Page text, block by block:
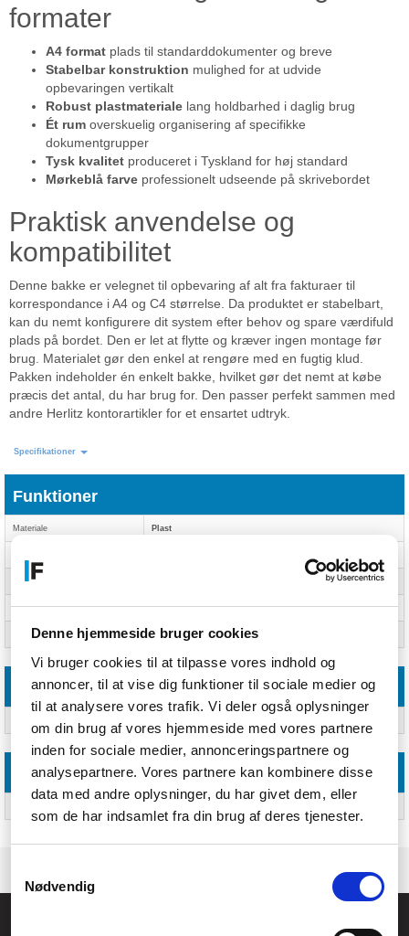
Denne hjemmeside bruger cookies
Vi bruger cookies til at tilpasse vores indhold og
annoncer, til at vise dig funktioner til sociale medier og
til at analysere vores trafik. Vi deler også oplysninger
om din brug af vores hjemmeside med vores partnere
inden for sociale medier, annonceringspartnere og
analysepartnere. Vores partnere kan kombinere disse
data med andre oplysninger, du har givet dem, eller
som de har indsamlet fra din brug af deres tjenester.
Nødvendig
formater
A4 format plads til standarddokumenter og breve
Stabelbar konstruktion mulighed for at udvide
opbevaringen vertikalt
Robust plastmateriale lang holdbarhed i daglig brug
Ét rum overskuelig organisering af specifikke
dokumentgrupper
Tysk kvalitet produceret i Tyskland for høj standard
Mørkeblå farve professionelt udseende på skrivebordet
Praktisk anvendelse og
kompatibilitet
Denne bakke er velegnet til opbevaring af alt fra fakturaer til
korrespondance i A4 og C4 størrelse. Da produktet er stabelbart,
kan du nemt konfigurere dit system efter behov og spare værdifuld
plads på bordet. Den er let at flytte og kræver ingen montage før
brug. Materialet gør den enkel at rengøre med en fugtig klud.
Pakken indeholder én enkelt bakke, hvilket gør det nemt at købe
præcis det antal, du har brug for. Den passer perfekt sammen med
andre Herlitz kontorartikler for et ensartet udtryk.
Specifikationer
Funktioner
Materiale Plast
Format
Stabelbar Ja
Antal rum Ja
Emballage indhold
Andre funktioner